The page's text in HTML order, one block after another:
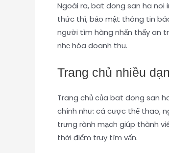
Ngoài ra, bat dong san ha noi
thức thì, bảo mật thông tin
người tìm hàng nhấn thấy an
nhẹ hóa doanh thu.
Trang chủ nhiều
Trang chủ của bat dong san
chính như: cá cược thể thao,
trưng rành mạch giúp thành
thời điểm truy tìm vấn.